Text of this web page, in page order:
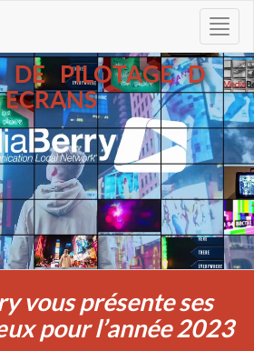
DE PILOTAGE D
ECRANS
vous présente ses
pour l’année 2023